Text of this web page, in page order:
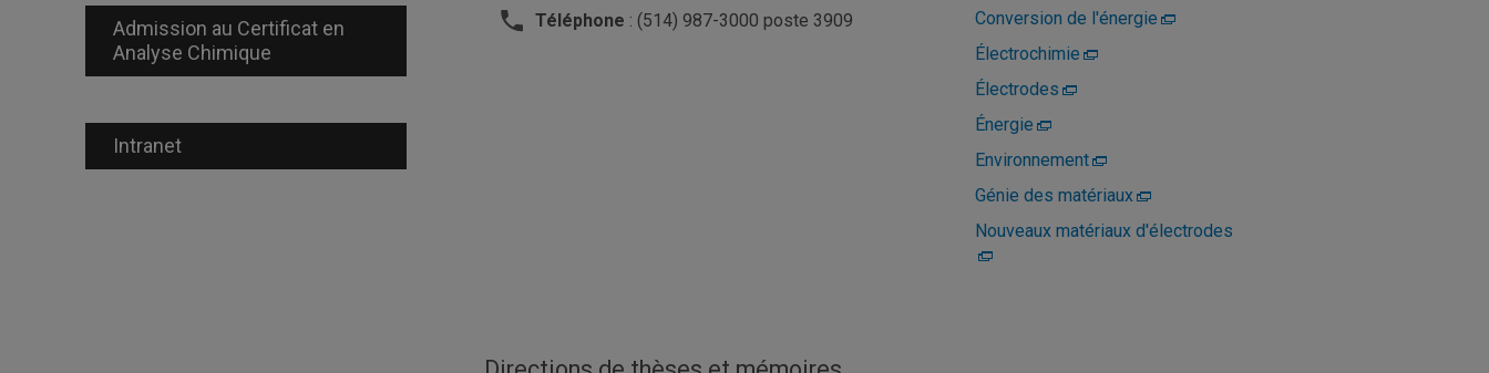
Admission au Certificat en
Analyse Chimique
Intranet
Téléphone : (514) 987-3000 poste 3909
Conversion de l'énergie
Électrochimie
Électrodes
Énergie
Environnement
Génie des matériaux
Nouveaux matériaux d'électrodes